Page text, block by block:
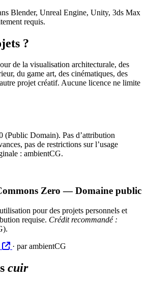
Blender, Unreal Engine, Unity, 3ds Max
requis.
?
de la visualisation architecturale, des
du game art, des cinématiques, des
projet créatif. Aucune licence ne limite
(Public Domain). Pas d’attribution
pas de restrictions sur l’usage
: ambientCG.
Zero — Domaine public
pour des projets personnels et
requise. Crédit recommandé :
· par ambientCG
cuir